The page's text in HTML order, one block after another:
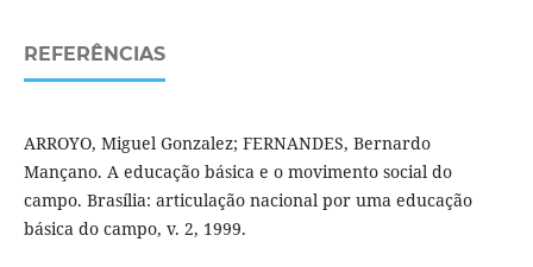
REFERÊNCIAS
ARROYO, Miguel Gonzalez; FERNANDES, Bernardo
Mançano. A educação básica e o movimento social do
campo. Brasília: articulação nacional por uma educação
básica do campo, v. 2, 1999.